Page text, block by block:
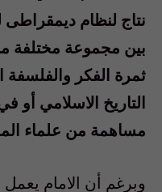
نتاج لنظام ديمقراطى
بين مجموعة مختلفة
ثمرة الفكر والفلسفة
التاريخ الاسلامي أو
مساهمة من علماء
وبرغم أن الامام